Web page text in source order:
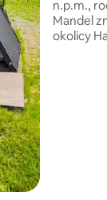
n.p.m.,
Mandel
okolicy